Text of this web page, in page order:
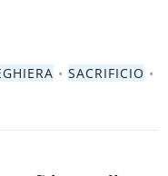
• SACRIFICIO •